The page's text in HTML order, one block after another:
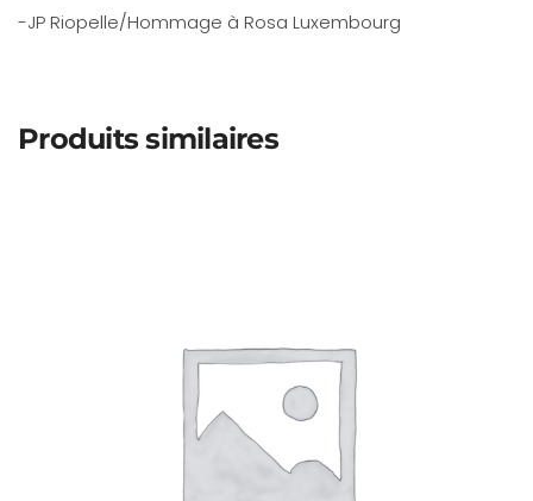
-JP Riopelle/Hommage à Rosa Luxembourg
Produits similaires